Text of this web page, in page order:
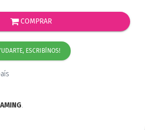
COMPRAR
ESCRIBÍNOS!
.